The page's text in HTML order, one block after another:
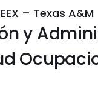
– Texas A&M
y